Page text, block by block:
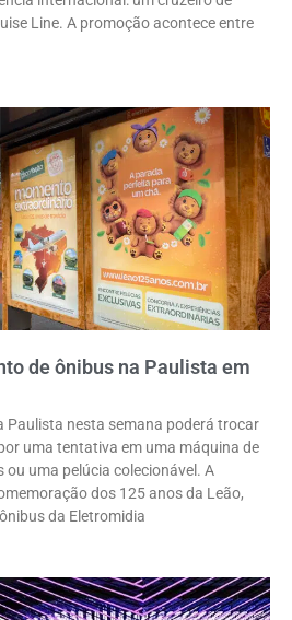
Line. A promoção acontece entre
de ônibus na Paulista em
Paulista nesta semana poderá trocar
uma tentativa em uma máquina de
ou uma pelúcia colecionável. A
dos 125 anos da Leão,
da Eletromidia